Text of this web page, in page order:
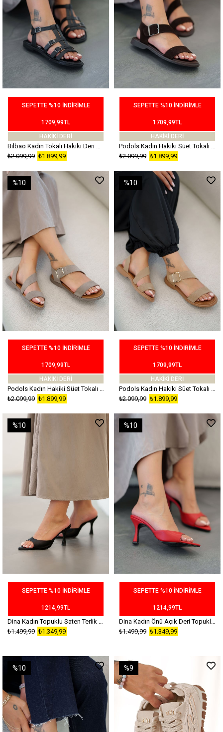
SEPETTE %10 İNDİRİMLE
1709,99TL
HAKİKİ DERİ
Bilbao Kadın Tokalı Hakiki Deri Sandalet Siyah
₺1.899,99
₺2.099,99
SEPETTE %10 İNDİRİMLE
1709,99TL
HAKİKİ DERİ
Podols Kadın Hakiki Süet Tokalı Sandalet Kahverengi
₺1.899,99
₺2.099,99
SEPETTE %10 İNDİRİMLE
1709,99TL
HAKİKİ DERİ
Podols Kadın Hakiki Süet Tokalı Sandalet Vizon
₺1.899,99
₺2.099,99
%10
SEPETTE %10 İNDİRİMLE
1709,99TL
HAKİKİ DERİ
Podols Kadın Hakiki Süet Tokalı Sandalet Camel
₺1.899,99
₺2.099,99
%10
SEPETTE %10 İNDİRİMLE
1214,99TL
Dina Kadın Topuklu Saten Terlik Siyah
₺1.349,99
₺1.499,99
%10
SEPETTE %10 İNDİRİMLE
1214,99TL
Dina Kadın Önü Açık Deri Topuklu Terlik Kırmızı
₺1.349,99
₺1.499,99
%10
%10 %9